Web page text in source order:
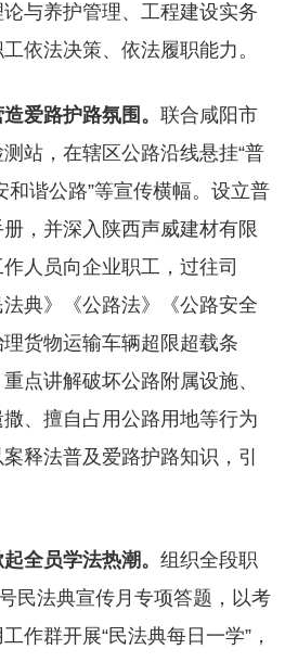
与养护管理、工程建设实务
依法决策、依法履职能力。
爱路护路氛围。 联合咸阳市
站，在辖区公路沿线悬挂“普
和谐公路”等宣传横幅。设立普
，并深入陕西声威建材有限
人员向企业职工，过往司
典》《公路法》《公路安全
货物运输车辆超限超载条
点讲解破坏公路附属设施、
、擅自占用公路用地等行为
释法普及爱路护路知识，引
全员学法热潮。 组织全段职
民法典宣传月专项答题，以考
作群开展“民法典每日一学”，